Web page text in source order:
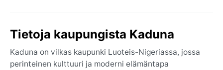
Tietoja kaupungista Kaduna
Kaduna on vilkas kaupunki Luoteis-Nigeriassa, jossa
perinteinen kulttuuri ja moderni elämäntapa